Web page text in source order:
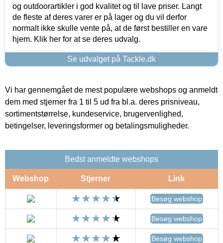
og outdoorartikler i god kvalitet og til lave priser. Langt
de fleste af deres varer er på lager og du vil derfor
normalt ikke skulle vente på, at de først bestiller en vare
hjem. Klik her for at se deres udvalg.
Se udvalget på Tackle.dk
Vi har gennemgået de mest populære webshops og anmeldt
dem med stjerner fra 1 til 5 ud fra bl.a. deres prisniveau,
sortimentstørrelse, kundeservice, brugervenlighed,
betingelser, leveringsformer og betalingsmuligheder.
Bedst anmeldte webshops
Webshop Stjerner Link
Besøg webshop
Besøg webshop
Besøg webshop